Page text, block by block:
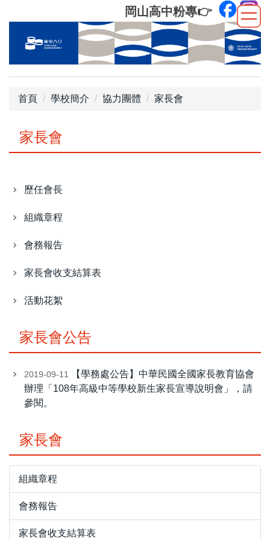
到
內
岡山高中粉專👉
首頁 學校簡介 協力團體 家長會
家長會
歷任會長
組織章程
會務報告
家長會收支結算表
活動花絮
家長會公告
2019-09-11
【學務處公告】中華民國全國家長教育協會
辦理「108年高級中等學校新生家長宣導說明會」，請
參閱。
家長會
組織章程
會務報告
家長會收支結算表